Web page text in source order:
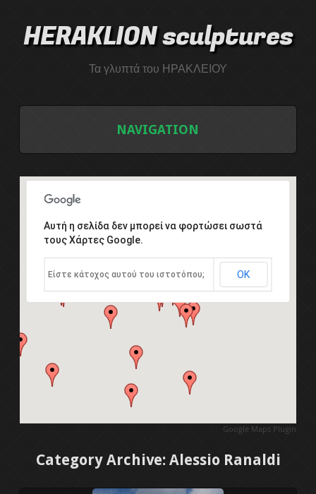
HERAKLION sculptures
Τα γλυπτά του ΗΡΑΚΛΕΙΟΥ
NAVIGATION
ΛΙΣΤΑ ΓΛΥΠΤΩΝ
ΤΟ ΣΥΜΠΟΣΙΟ ΓΛΥΠΤΙΚΗΣ
1ο Διεθνές συμπόσιο γλυπτικής
2ο Διεθνές συμπόσιο γλυπτικής
3ο Διεθνές συμπόσιο γλυπτικής
Αυτή η σελίδα δεν μπορεί να φορτώσει σωστά
τους Χάρτες Google.
Είστε κάτοχος αυτού του ιστοτόπου; ΟΚ
Google Maps Plugin
Category Archive: Alessio Ranaldi